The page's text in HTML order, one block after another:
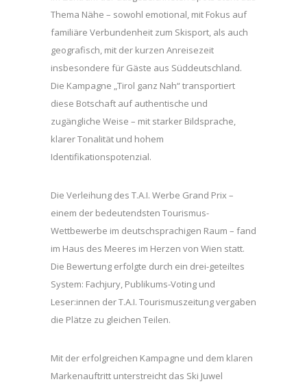
Thema Nähe – sowohl emotional, mit Fokus auf
familiäre Verbundenheit zum Skisport, als auch
geografisch, mit der kurzen Anreisezeit
insbesondere für Gäste aus Süddeutschland.
Die Kampagne „Tirol ganz Nah“ transportiert
diese Botschaft auf authentische und
zugängliche Weise – mit starker Bildsprache,
klarer Tonalität und hohem
Identifikationspotenzial.
Die Verleihung des T.A.I. Werbe Grand Prix –
einem der bedeutendsten Tourismus-
Wettbewerbe im deutschsprachigen Raum – fand
im Haus des Meeres im Herzen von Wien statt.
Die Bewertung erfolgte durch ein drei-geteiltes
System: Fachjury, Publikums-Voting und
Leser:innen der T.A.I. Tourismuszeitung vergaben
die Plätze zu gleichen Teilen.
Mit der erfolgreichen Kampagne und dem klaren
Markenauftritt unterstreicht das Ski Juwel